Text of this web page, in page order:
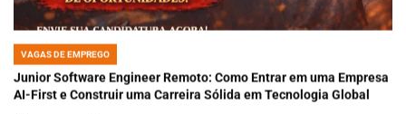
POSTED
VAGAS DE EMPREGO
Junior Software Engineer Remoto: Como Entrar em uma Empresa
AI-First e Construir uma Carreira Sólida em Tecnologia Global